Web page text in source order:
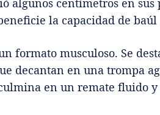
algunos centímetros en sus
la capacidad de baúl
formato musculoso. Se
decantan en una trompa
en un remate fluido